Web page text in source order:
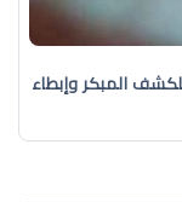
المبكر وإبطاء